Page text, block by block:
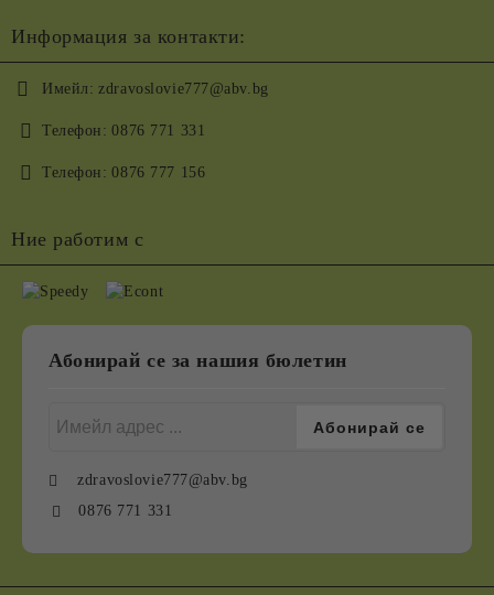
Информация за контакти:
Имейл: zdravoslovie777@abv.bg
Телефон: 0876 771 331
Телефон: 0876 777 156
Ние работим с
Абонирай се за нашия бюлетин
zdravoslovie777@abv.bg
0876 771 331